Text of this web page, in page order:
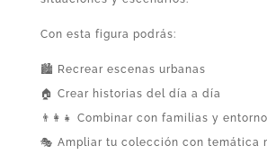
Con esta figura podrás:
🏙️ Recrear escenas urbanas
🏠 Crear historias del día a día
👨‍👩‍👧 Combinar con familias y
🎭 Ampliar tu colección con temática